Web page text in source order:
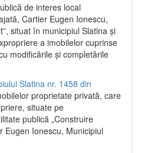
de interes local
Cartier Eugen Ionescu,
situat în municipiul Slatina şi
a imobilelor cuprinse
modificările şi completările
Slatina nr. 1458 din
proprietate privată, care
situate pe
publică „Construire
Eugen Ionescu, Municipiul